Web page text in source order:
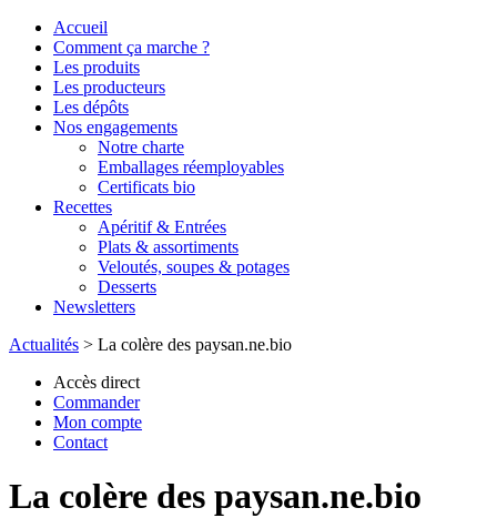
Accueil
Comment ça marche ?
Les produits
Les producteurs
Les dépôts
Nos engagements
Notre charte
Emballages réemployables
Certificats bio
Recettes
Apéritif & Entrées
Plats & assortiments
Veloutés, soupes & potages
Desserts
Newsletters
Actualités > La colère des paysan.ne.bio
Accès direct
Commander
Mon compte
Contact
La colère des paysan.ne.bio